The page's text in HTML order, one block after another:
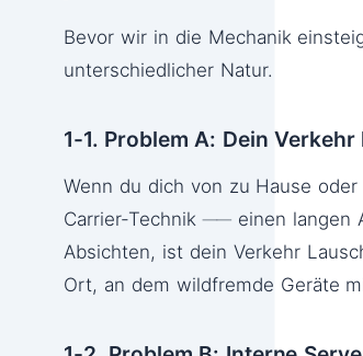
Bevor wir in die Mechanik
unterschiedlicher Natur.
1-1. Problem A: Dein
Wenn du dich von zu Hause
Carrier-Technik ── einen
Absichten, ist dein Verkehr
Ort, an dem wildfremde Geräte